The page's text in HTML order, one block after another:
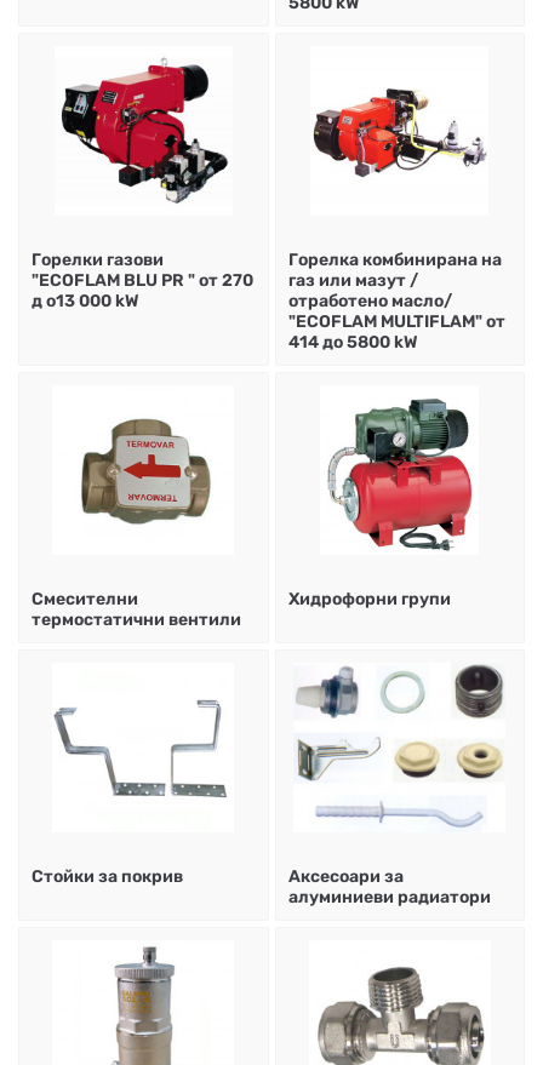
Горелки газови
"ECOFLAM BLU PR " от 270
д о13 000 kW
Горелка комбинирана на
газ или мазут /
отработено масло/
"ECOFLAM MULTIFLAM" от
414 до 5800 kW
Смесителни
термостатични вентили
Хидрофорни групи
Стойки за покрив
Аксесоари за
алуминиеви радиатори